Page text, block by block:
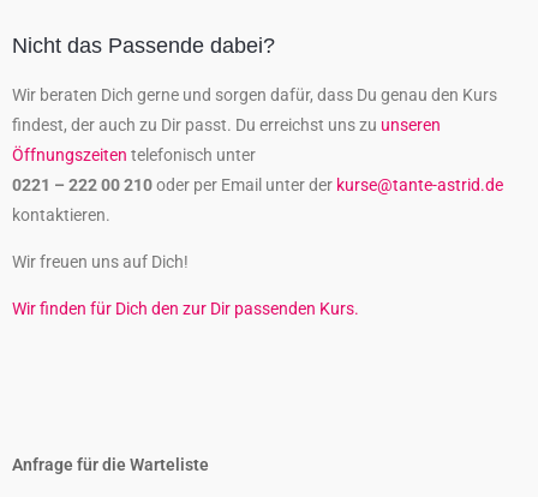
Nicht das Passende dabei?
Wir beraten Dich gerne und sorgen dafür, dass Du genau den Kurs
findest, der auch zu Dir passt. Du erreichst uns zu unseren
Öffnungszeiten telefonisch unter
0221 – 222 00 210oder per Email unter der kurse@tante-astrid.de
kontaktieren.
Wir freuen uns auf Dich!
Wir finden für Dich den zur Dir passenden Kurs.
Anfrage für die Warteliste